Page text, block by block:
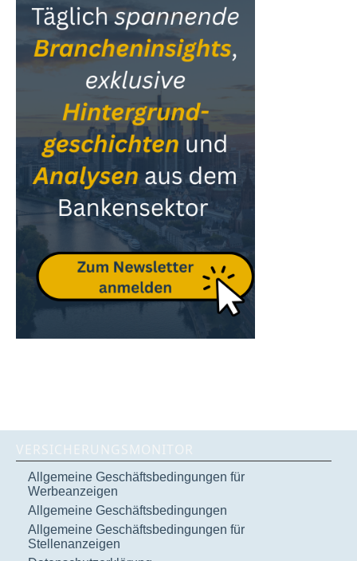
VERSICHERUNGSMONITOR
Allgemeine Geschäftsbedingungen für
Werbeanzeigen
Allgemeine Geschäftsbedingungen
Allgemeine Geschäftsbedingungen für
Stellenanzeigen